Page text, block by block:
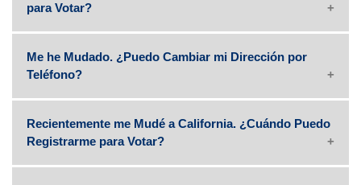
para Votar?
Me he Mudado. ¿Puedo Cambiar mi Dirección por
Teléfono?
Recientemente me Mudé a California. ¿Cuándo Puedo
Registrarme para Votar?